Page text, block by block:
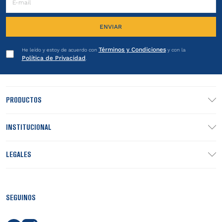
ENVIAR
He leído y estoy de acuerdo con Términos y Condicionesy con la
Política de Privacidad
PRODUCTOS
INSTITUCIONAL
LEGALES
SEGUINOS